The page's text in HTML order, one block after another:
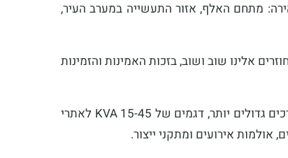
מתחם האלף, אזור התעשייה במערב העיר,
אלינו שוב ושוב, בזכות האמינות והזמינות
יש לנו יחידות קטנות של 3-8 KVA שמתאימות לדוכן אוכל, עמדת DJ או אירוע קטן, גנרטורים ייעודיים של 50-110 KVA לצרכים גדולים יותר, דגמים של 15-45 KVA לאתרי